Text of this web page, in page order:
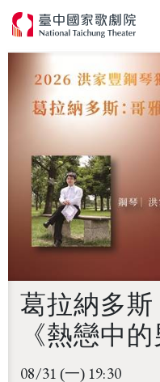
葛拉納多
《熱戀中的
08/31 (一) 19:30